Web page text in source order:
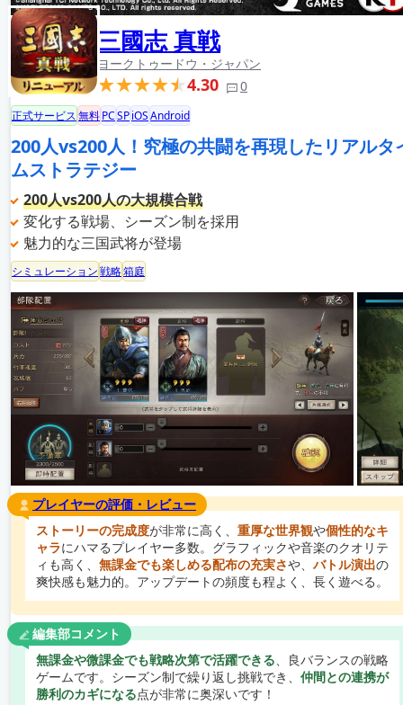
三國志 真戦
ヨークトゥードウ・ジャパン
4.30 0
正式サービス無料PCSPiOSAndroid
200人vs200人！究極の共闘を再現したリアルタ
ムストラテジー
200人vs200人の大規模合戦
変化する戦場、シーズン制を採用
魅力的な三国武将が登場
シミュレーション戦略箱庭
プレイヤーの評価・レビュー
ストーリーの完成度が非常に高く、 重厚な世界観や個性的なキ
ャラにハマるプレイヤー多数。グラフィックや音楽のクオリテ
ィも高く、 無課金でも楽しめる配布の充実さや、 バトル演出の
爽快感も魅力的。アップデートの頻度も程よく、長く遊べる。
編集部コメント
無課金や微課金でも戦略次第で活躍できる 、良バランスの戦略
ゲームです。シーズン制で繰り返し挑戦でき、 仲間との連携が
勝利のカギになる点が非常に奥深いです！